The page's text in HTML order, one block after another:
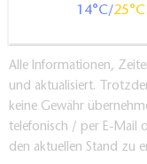
14 25
Alle Informationen,
und aktualisiert.
keine Gewähr
telefonisch / per E-Mail
den aktuellen Stand zu